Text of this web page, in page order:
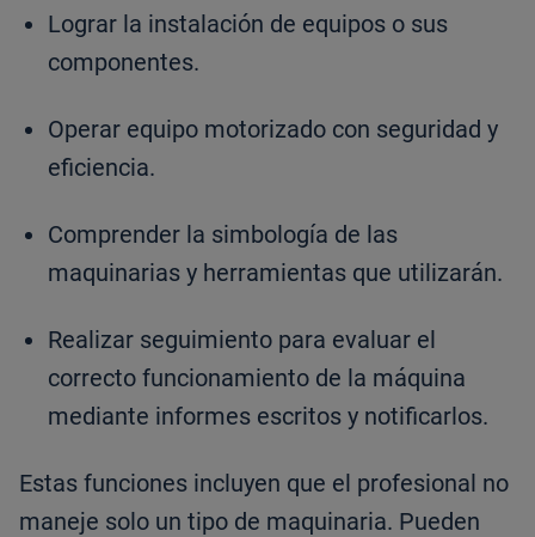
Lograr la instalación de equipos o sus
componentes.
Operar equipo motorizado con seguridad y
eficiencia.
Comprender la simbología de las
maquinarias y herramientas que utilizarán.
Realizar seguimiento para evaluar el
correcto funcionamiento de la máquina
mediante informes escritos y notificarlos.
Estas funciones incluyen que el profesional no
maneje solo un tipo de maquinaria. Pueden